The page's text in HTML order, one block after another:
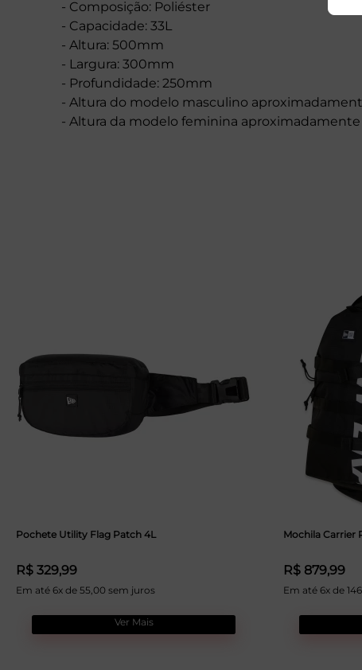
- Composição: Poliéster
- Capacidade: 33L
- Altura: 500mm
- Largura: 300mm
- Profundidade: 250mm
- Altura do modelo masculino
- Altura da modelo feminina aproximadamente
Pochete Utility Flag Patch 4L
R$ 329,99
Em até 6x de 55,00 sem juros
Ver Mais
Mochila Carrier
R$ 879,99
Em até 6x de